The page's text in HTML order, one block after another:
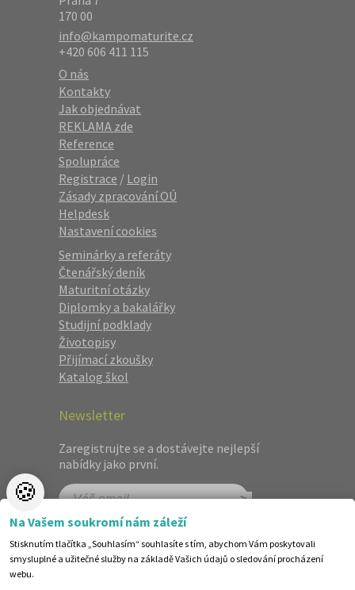
170 00
info@kampomaturite.cz
+420 606 411 115
O nás
Kontakty
Jak objednávat
REKLAMA zde
Reference
Spolupráce
Registrace / Login
Zásady zpracování OÚ
Helpdesk
Nastavení cookies
Seminárky a referáty
Čtenářský deník
Maturitní otázky
Diplomky a bakalářky
Studijní podklady
Životopisy
Přijímací zkoušky
Katalog škol
Newsletter
Zaregistrujte se a dostávejte nejlepší
nabídky jako první.
🍪
Na Vašem soukromí nám záleží
Stisknutím tlačítka „Souhlasím“ souhlasíte s tím, abychom Vám poskytovali
smysluplné a užitečné služby na základě Vašich údajů o sledování procházení
webu.